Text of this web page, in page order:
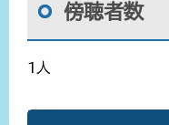
傍聴者数
1人